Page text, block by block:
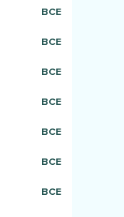
ВСЕ
ВСЕ
ВСЕ
ВСЕ
ВСЕ
ВСЕ
ВСЕ